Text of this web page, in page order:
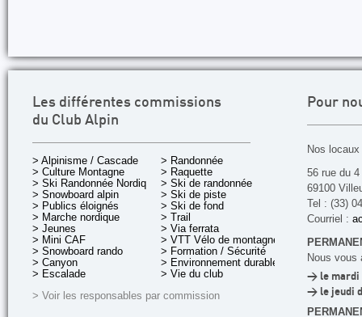
Les différentes commissions
du Club Alpin
> Alpinisme / Cascade
> Culture Montagne
> Ski Randonnée Nordique
> Snowboard alpin
> Publics éloignés
> Marche nordique
> Jeunes
> Mini CAF
> Snowboard rando
> Canyon
> Escalade
> Randonnée
> Raquette
> Ski de randonnée
> Ski de piste
> Ski de fond
> Trail
> Via ferrata
> VTT Vélo de montagne
> Formation / Sécurité
> Environnement durable
> Vie du club
> Voir les responsables par commission
Pour
Nos
56 rue du
69100
Tel : (33)
Courriel :
Nous vous
> le mardi
> le jeudi